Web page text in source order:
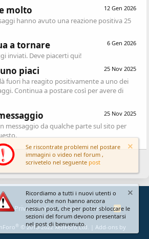
12 Gen 2026
molto
hanno avuto una reazione positiva 25
6 Gen 2026
a tornare
inviati. Deve piacerti qui!
25 Nov 2025
piaci
fuori ha reagito positivamente a uno dei
Continua a postare così per avere di
25 Nov 2025
messaggio da qualche parte sul sito per
Privacy policy Aiuto Home
R
S
® © 2010-2022 XenForo Ltd.
Add-ons by
Se riscontrate problemi nel postare
immagini o video nel forum ,
scrivetelo nel seguente post
Ricordiamo a tutti i nuovi utenti o
coloro che non hanno ancora
nessun post, che per poter sbloccare le
sezioni del forum devono presentarsi
nel post di benvenuto.